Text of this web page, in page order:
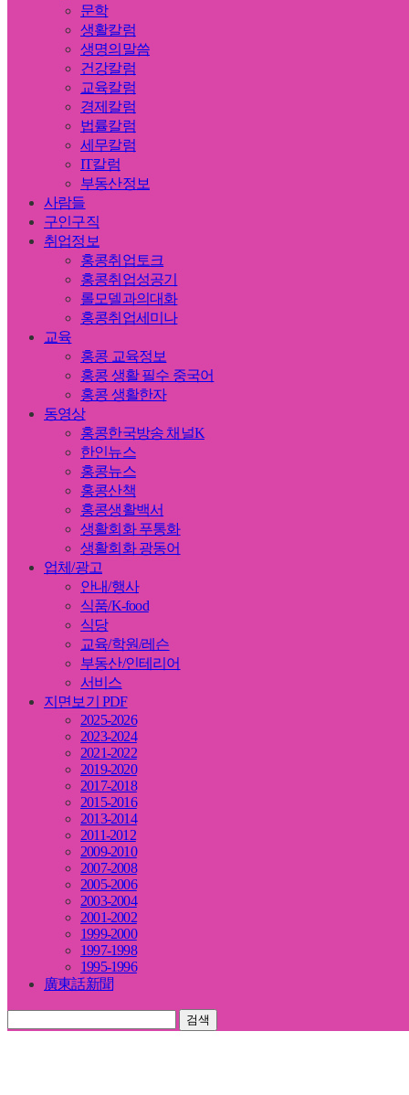
문학
생활칼럼
생명의말씀
건강칼럼
교육칼럼
경제칼럼
법률칼럼
세무칼럼
IT칼럼
부동산정보
사람들
구인구직
취업정보
홍콩취업토크
홍콩취업성공기
롤모델과의대화
홍콩취업세미나
교육
홍콩 교육정보
홍콩 생활 필수 중국어
홍콩 생활한자
동영상
홍콩한국방송 채널K
한인뉴스
홍콩뉴스
홍콩산책
홍콩생활백서
생활회화 푸통화
생활회화 광동어
업체/광고
안내/행사
식품/K-food
식당
교육/학원/레슨
부동산/인테리어
서비스
지면보기 PDF
2025-2026
2023-2024
2021-2022
2019-2020
2017-2018
2015-2016
2013-2014
2011-2012
2009-2010
2007-2008
2005-2006
2003-2004
2001-2002
1999-2000
1997-1998
1995-1996
廣東話新聞
검색